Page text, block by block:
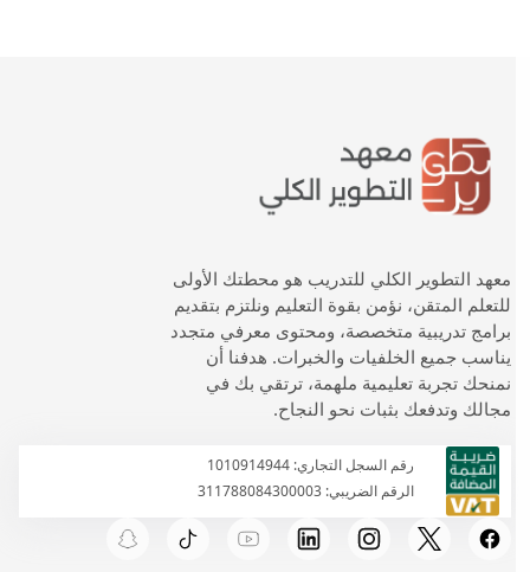
معهد التطوير الكلي للتدريب هو محطتك الأولى
للتعلم المتقن، نؤمن بقوة التعليم ونلتزم بتقديم
برامج تدريبية متخصصة، ومحتوى معرفي متجدد
يناسب جميع الخلفيات والخبرات. هدفنا أن
نمنحك تجربة تعليمية ملهمة، ترتقي بك في
مجالك وتدفعك بثبات نحو النجاح.
رقم السجل التجاري: 1010914944
الرقم الضريبي: 311788084300003